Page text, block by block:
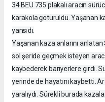
34 BEU 735 plakalı aracın
karakola götürüldü. Yaşanan
yansıdı.
Yaşanan kaza anlarını anlatan
sol şeride geçmek isteyen
kaybederek bariyerlere girdi.
yerinde de hayatını kaybetti.
yaralıydı. Sürekli burada